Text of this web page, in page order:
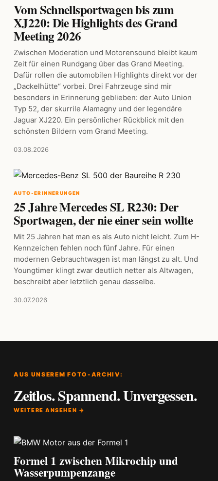
Vom Schnellsportwagen bis zum
XJ220: Die Highlights des Grand
Meeting 2026
Zwischen Moderation und Motorensound bleibt kaum
Zeit für einen Rundgang über das Grand Meeting.
Dafür rollen die automobilen Highlights direkt vor der
„Dackelhütte“ vorbei. Drei Fahrzeuge sind mir
besonders in Erinnerung geblieben: der Auto Union
Typ 52, der skurrile Alamagny und der legendäre
Jaguar XJ220. Ein persönlicher Rückblick mit den
schönsten Bildern vom Grand Meeting.
03.08.2026
AUTO-ERINNERUNGEN
25 Jahre Mercedes SL R230: Der
Sportwagen, der nie einer sein wollte
Mit 25 Jahren hat man es als Auto nicht leicht. Zum H-
Kennzeichen fehlen noch fünf Jahre. Für einen
modernen Gebrauchtwagen ist man längst zu alt. Und
Youngtimer klingt zwar deutlich netter als Altwagen,
beschreibt aber letztlich genau dasselbe.
30.07.2026
AUS UNSEREM FOTO-ARCHIV:
Zeitlos. Spannend. Unvergessen.
WEITERE ANSEHEN →
Formel 1 zwischen Mikrochip und
Wasserpumpenzange